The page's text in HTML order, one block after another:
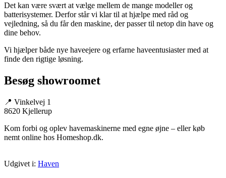
Det kan være svært at vælge mellem de mange modeller og
batterisystemer. Derfor står vi klar til at hjælpe med råd og
vejledning, så du får den maskine, der passer til netop din have og
dine behov.
Vi hjælper både nye haveejere og erfarne haveentusiaster med at
finde den rigtige løsning.
Besøg showroomet
📍 Vinkelvej 1
8620 Kjellerup
Kom forbi og oplev havemaskinerne med egne øjne – eller køb
nemt online hos Homeshop.dk.
Udgivet i: Haven